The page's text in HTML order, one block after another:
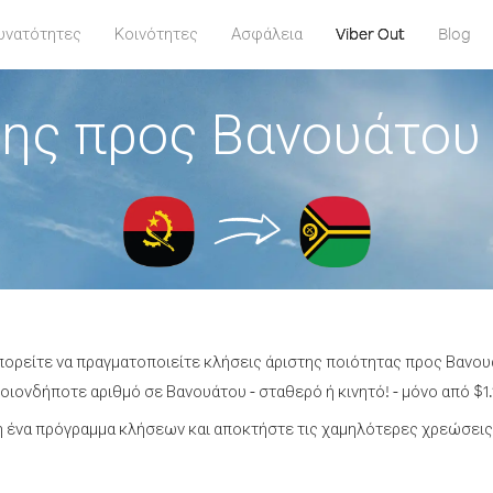
Κοινότητες Ασφάλεια Viber Out Blog
προς
να πραγματοποιείτε κλήσεις άριστης ποιότητας προς
αριθμό σε Βανουάτου - σταθερό ή κινητό! - μόνο από
πρόγραμμα κλήσεων και αποκτήστε τις χαμηλότερες